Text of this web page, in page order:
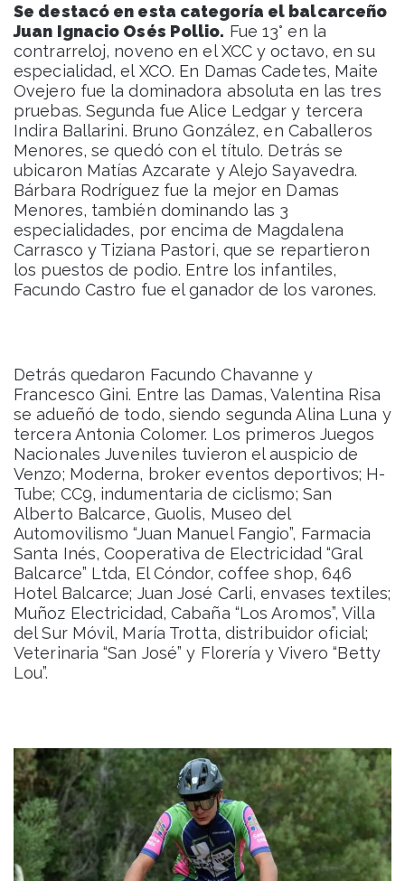
Se destacó en esta categoría el balcarceño
Juan Ignacio Osés Pollio. Fue 13° en la
contrarreloj, noveno en el XCC y octavo, en su
especialidad, el XCO. En Damas Cadetes, Maite
Ovejero fue la dominadora absoluta en las tres
pruebas. Segunda fue Alice Ledgar y tercera
Indira Ballarini. Bruno González, en Caballeros
Menores, se quedó con el título. Detrás se
ubicaron Matías Azcarate y Alejo Sayavedra.
Bárbara Rodríguez fue la mejor en Damas
Menores, también dominando las 3
especialidades, por encima de Magdalena
Carrasco y Tiziana Pastori, que se repartieron
los puestos de podio. Entre los infantiles,
Facundo Castro fue el ganador de los varones.
Detrás quedaron Facundo Chavanne y
Francesco Gini. Entre las Damas, Valentina Risa
se adueñó de todo, siendo segunda Alina Luna y
tercera Antonia Colomer. Los primeros Juegos
Nacionales Juveniles tuvieron el auspicio de
Venzo; Moderna, broker eventos deportivos; H-
Tube; CC9, indumentaria de ciclismo; San
Alberto Balcarce, Guolis, Museo del
Automovilismo “Juan Manuel Fangio”, Farmacia
Santa Inés, Cooperativa de Electricidad “Gral
Balcarce” Ltda, El Cóndor, coffee shop, 646
Hotel Balcarce; Juan José Carli, envases textiles;
Muñoz Electricidad, Cabaña “Los Aromos”, Villa
del Sur Móvil, María Trotta, distribuidor oficial;
Veterinaria “San José” y Florería y Vivero “Betty
Lou”.